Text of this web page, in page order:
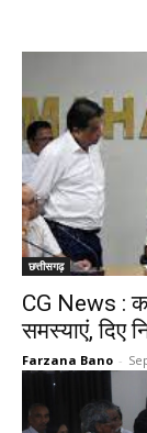
छत्तीसगढ़
CG News :
समस्याएं, दिए
Farzana Bano -